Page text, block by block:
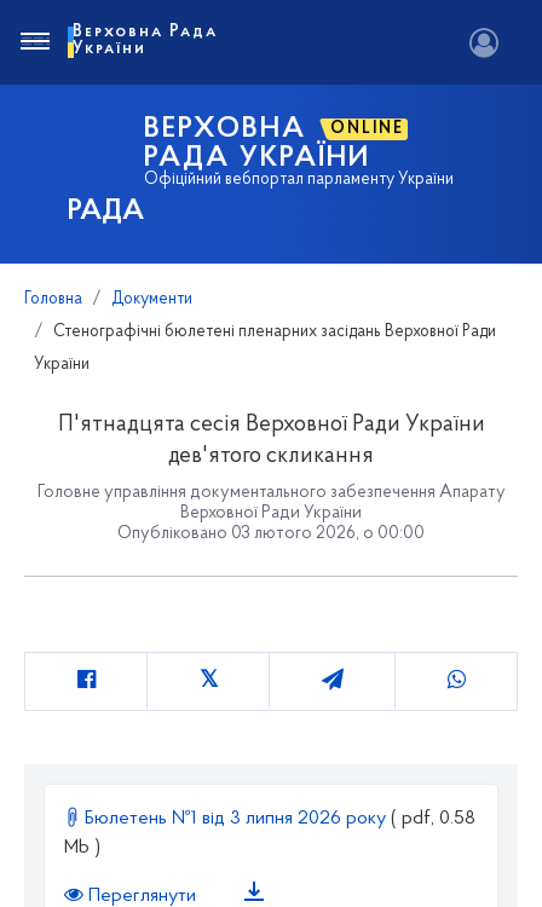
РАДА
ВЕРХОВНА ONLINE
РАДА УКРАЇНИ
Офіційний вебпортал парламенту України
Верховна Рада
України
Головна
Документи
Стенографічні бюлетені пленарних засідань Верховної Ради
України
П'ятнадцята сесія Верховної Ради України
дев'ятого скликання
Головне управління документального забезпечення Апарату
Верховної Ради України
Опубліковано 03 лютого 2026, о 00:00
Бюлетень №1 від 3 липня 2026 року ( pdf, 0.58
Mb )
Переглянути